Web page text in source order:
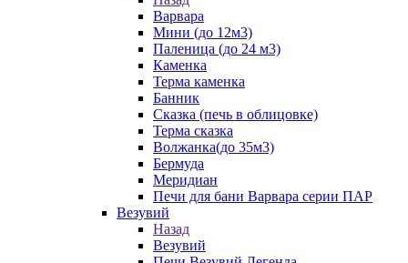
Варвара
Мини (до 12м3)
Паленица (до 24 м3)
Каменка
Терма каменка
Банник
Сказка (печь в облицовке)
Терма сказка
Волжанка(до 35м3)
Бермуда
Меридиан
Печи для бани Варвара серии ПАР
Везувий
Назад
Везувий